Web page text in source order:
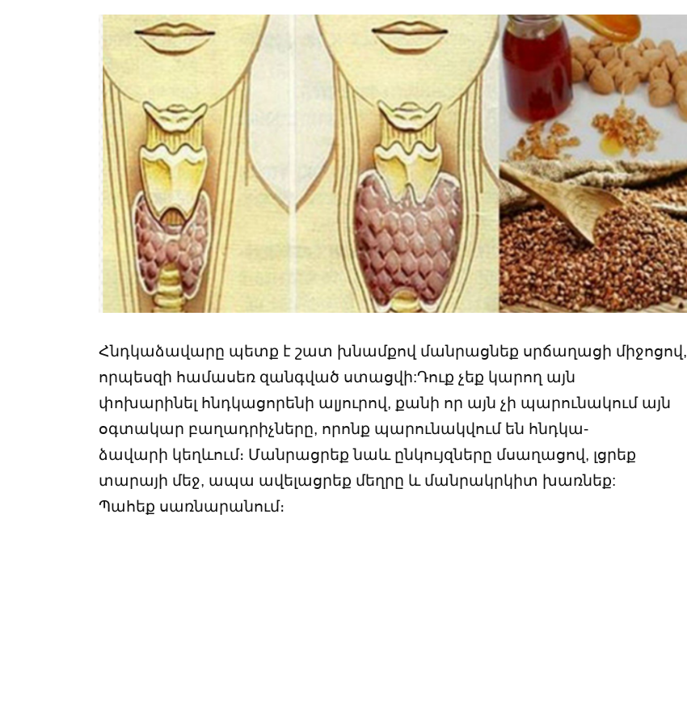
Հնդկաձավարը պետք է շատ խնամքով մանրացնեք սրճաղացի միջոցով,
որպեսզի համասեռ զանգված ստացվի:Դուք չեք կարող այն
փոխարինել հնդկացորենի ալյուրով, քանի որ այն չի պարունակում այն ​​
օգտակար բաղադրիչները, որոնք պարունակվում են հնդկա-
ձավարի կեղևում։ Մանրացրեք նաև ընկույզները մսաղացով, լցրեք
տարայի մեջ, ապա ավելացրեք մեղրը և մանրակրկիտ խառնեք:
Պահեք սառնարանում։